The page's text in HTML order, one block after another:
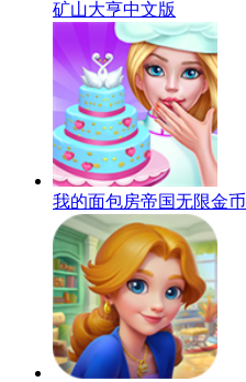
矿山大亨中文版
我的面包房帝国无限金